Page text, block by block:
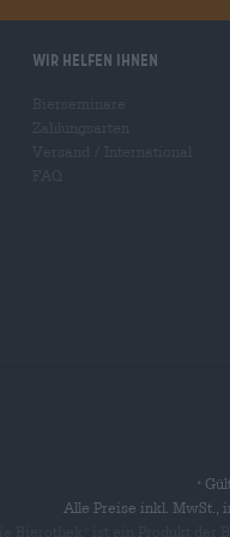
Wir helfen Ihnen
*
Alle Preise inkl. MwSt.,